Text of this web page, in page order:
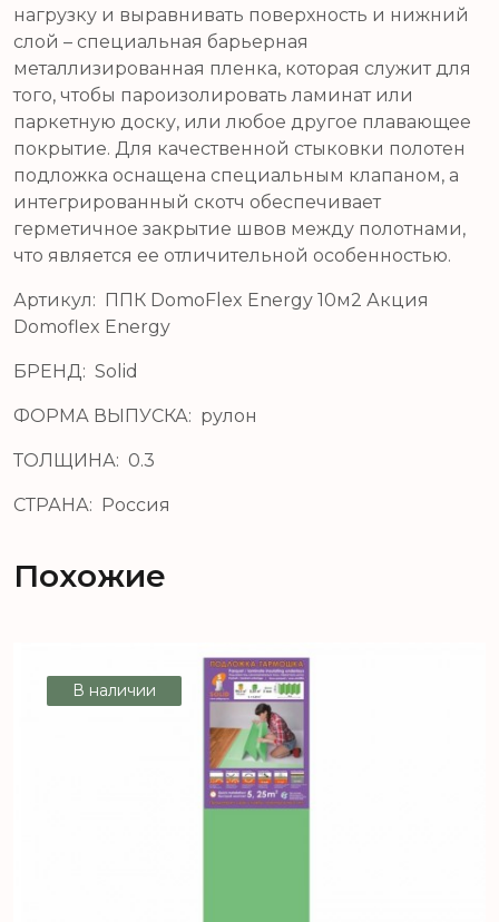
нагрузку и выравнивать поверхность и нижний
слой – специальная барьерная
металлизированная пленка, которая служит для
того, чтобы пароизолировать ламинат или
паркетную доску, или любое другое плавающее
покрытие. Для качественной стыковки полотен
подложка оснащена специальным клапаном, а
интегрированный скотч обеспечивает
герметичное закрытие швов между полотнами,
что является ее отличительной особенностью.
Артикул: ППК DomoFlex Energy 10м2 Акция
Domoflex Energy
БРЕНД: Solid
ФОРМА ВЫПУСКА: рулон
ТОЛЩИНА: 0.3
СТРАНА: Россия
Похожие
В наличии